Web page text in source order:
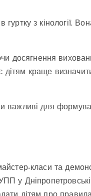
з кінології.
досягнення
дітям краще
важливі для
майстер-класи та
у